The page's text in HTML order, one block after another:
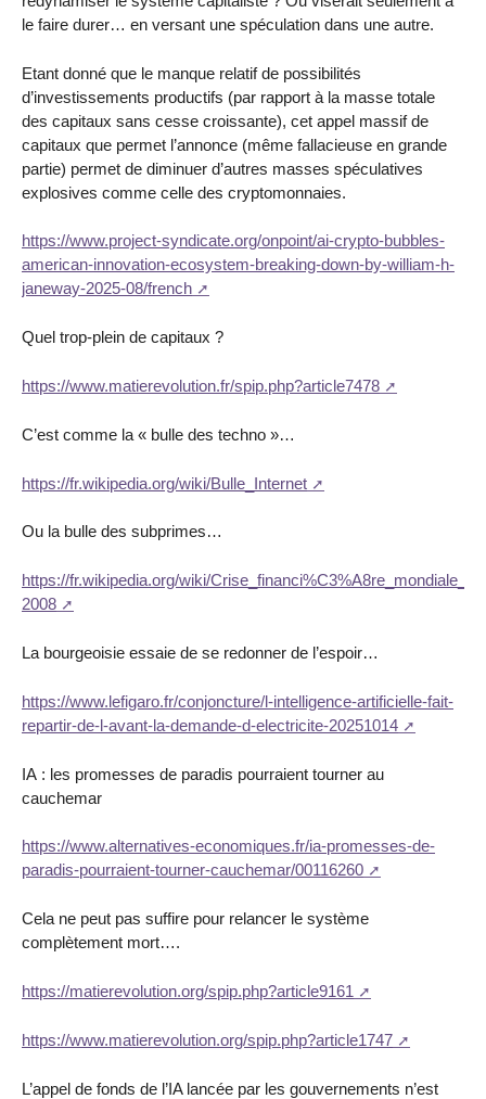
le faire durer… en versant une spéculation dans une autre.
Etant donné que le manque relatif de possibilités
d’investissements productifs (par rapport à la masse totale
des capitaux sans cesse croissante), cet appel massif de
capitaux que permet l’annonce (même fallacieuse en grande
partie) permet de diminuer d’autres masses spéculatives
explosives comme celle des cryptomonnaies.
https://www.project-syndicate.org/onpoint/ai-crypto-bubbles-
american-innovation-ecosystem-breaking-down-by-william-h-
janeway-2025-08/french
Quel trop-plein de capitaux ?
https://www.matierevolution.fr/spip.php?article7478
C’est comme la « bulle des techno »…
https://fr.wikipedia.org/wiki/Bulle_Internet
Ou la bulle des subprimes…
https://fr.wikipedia.org/wiki/
2008
La bourgeoisie essaie de se redonner de l’espoir…
https://www.lefigaro.fr/conjoncture/l-intelligence-artificielle-fait-
repartir-de-l-avant-la-demande-d-electricite-20251014
IA : les promesses de paradis pourraient tourner au
cauchemar
https://www.alternatives-economiques.fr/ia-promesses-de-
paradis-pourraient-tourner-cauchemar/00116260
Cela ne peut pas suffire pour relancer le système
complètement mort….
https://matierevolution.org/spip.php?article9161
https://www.matierevolution.org/spip.php?article1747
L’appel de fonds de l’IA lancée par les gouvernements n’est